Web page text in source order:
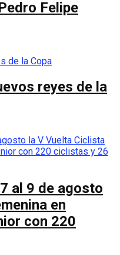
Felipe
reyes de la
al 9 de agosto
en
con 220